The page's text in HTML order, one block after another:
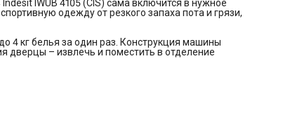
IWUB 4105 (CIS) сама включится в нужное
одежду от резкого запаха пота и грязи,
4 кг белья за один раз. Конструкция машины
дверцы – извлечь и поместить в отделение